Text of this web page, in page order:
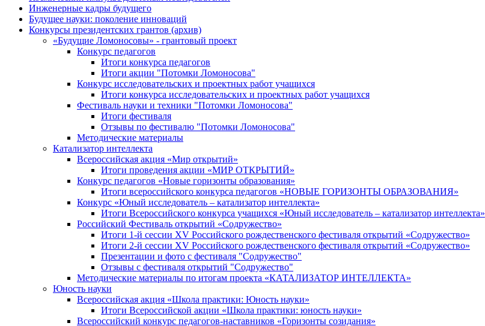
Инженерные кадры будущего
Будущее науки: поколение инноваций
Конкурсы президентских грантов (архив)
«Будущие Ломоносовы» - грантовый проект
Конкурс педагогов
Итоги конкурса педагогов
Итоги акции "Потомки Ломоносова"
Конкурс исследовательских и проектных работ учащихся
Итоги конкурса исследовательских и проектных работ учащихся
Фестиваль науки и техники "Потомки Ломоносова"
Итоги фестиваля
Отзывы по фестивалю "Потомки Ломоносова"
Методические материалы
Катализатор интеллекта
Всероссийская акция «Мир открытий»
Итоги проведения акции «МИР ОТКРЫТИЙ»
Конкурс педагогов «Новые горизонты образования»
Итоги всероссийского конкурса педагогов «НОВЫЕ ГОРИЗОНТЫ ОБРАЗОВАНИЯ»
Конкурс «Юный исследователь – катализатор интеллекта»
Итоги Всероссийского конкурса учащихся «Юный исследователь – катализатор интеллекта»
Российский Фестиваль открытий «Содружество»
Итоги 1-й сессии XV Российского рождественского фестиваля открытий «Содружество»
Итоги 2-й сессии XV Российского рождественского фестиваля открытий «Содружество»
Презентации и фото с фестиваля "Содружество"
Отзывы с фестиваля открытий "Содружество"
Методические материалы по итогам проекта «КАТАЛИЗАТОР ИНТЕЛЛЕКТА»
Юность науки
Всероссийская акция «Школа практики: Юность науки»
Итоги Всероссийской акции «Школа практики: юность науки»
Всероссийский конкурс педагогов-наставников «Горизонты созидания»